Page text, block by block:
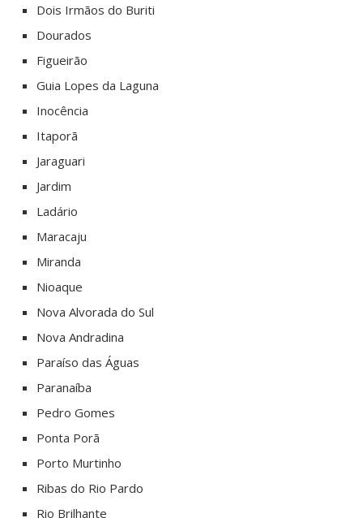
Dois Irmãos do Buriti
Dourados
Figueirão
Guia Lopes da Laguna
Inocência
Itaporã
Jaraguari
Jardim
Ladário
Maracaju
Miranda
Nioaque
Nova Alvorada do Sul
Nova Andradina
Paraíso das Águas
Paranaíba
Pedro Gomes
Ponta Porã
Porto Murtinho
Ribas do Rio Pardo
Rio Brilhante